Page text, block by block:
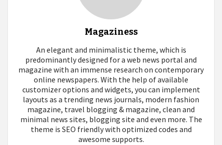
Magaziness
An elegant and minimalistic theme, which is
predominantly designed for a web news portal and
magazine with an immense research on contemporary
online newspapers. With the help of available
customizer options and widgets, you can implement
layouts as a trending news journals, modern fashion
magazine, travel blogging & magazine, clean and
minimal news sites, blogging site and even more. The
theme is SEO friendly with optimized codes and
awesome supports.